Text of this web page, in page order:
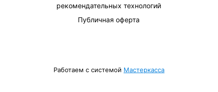
рекомендательных технологий
Публичная оферта
Работаем с системой Мастеркасса